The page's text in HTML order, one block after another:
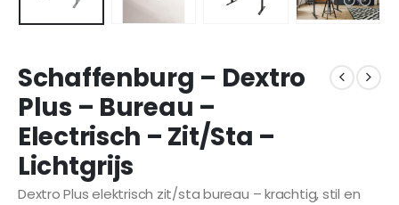
Schaffenburg – Dextro
Plus – Bureau –
Electrisch – Zit/Sta –
Lichtgrijs
Dextro Plus elektrisch zit/sta bureau – krachtig, stil en